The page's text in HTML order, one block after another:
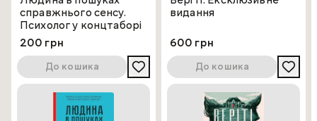
справжнього сенсу.
Психолог у концтаборі
200 грн
До кошика
видання
600 грн
До кошика